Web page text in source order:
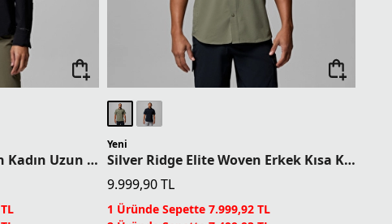
TL
9.999,90TL
1 Üründe Sepette 7.999,92 TL
2 Üründe Sepette 7.499,93 TL
3 Üründe Sepette 6.999,93 TL
4 Üründe Sepette 5.999,94 TL
5 Ürün ve Üzerinde Sepette 4.999,95 TL